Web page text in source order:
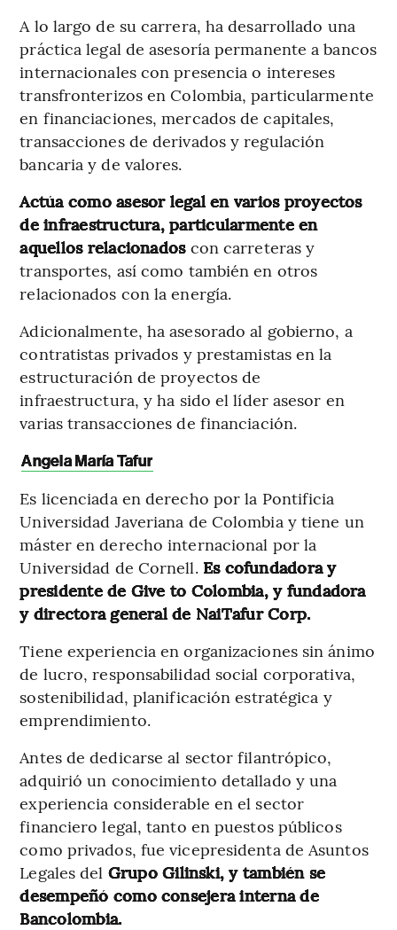
A lo largo de su carrera, ha desarrollado una
práctica legal de asesoría permanente a bancos
internacionales con presencia o intereses
transfronterizos en Colombia, particularmente
en financiaciones, mercados de capitales,
transacciones de derivados y regulación
bancaria y de valores.
Actúa como asesor legal en varios proyectos
de infraestructura, particularmente en
aquellos relacionados con carreteras y
transportes, así como también en otros
relacionados con la energía.
Adicionalmente, ha asesorado al gobierno, a
contratistas privados y prestamistas en la
estructuración de proyectos de
infraestructura, y ha sido el líder asesor en
varias transacciones de financiación.
Angela María Tafur
Es licenciada en derecho por la Pontificia
Universidad Javeriana de Colombia y tiene un
máster en derecho internacional por la
Universidad de Cornell. Es cofundadora y
presidente de Give to Colombia, y fundadora
y directora general de NaiTafur Corp.
Tiene experiencia en organizaciones sin ánimo
de lucro, responsabilidad social corporativa,
sostenibilidad, planificación estratégica y
emprendimiento.
Antes de dedicarse al sector filantrópico,
adquirió un conocimiento detallado y una
experiencia considerable en el sector
financiero legal, tanto en puestos públicos
como privados, fue vicepresidenta de Asuntos
Legales del Grupo Gilinski, y también se
desempeñó como consejera interna de
Bancolombia.